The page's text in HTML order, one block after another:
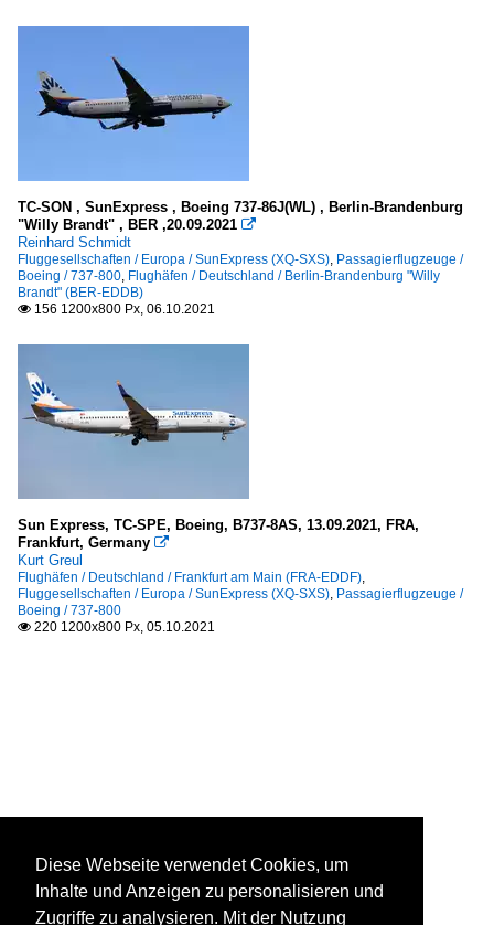
TC-SON , SunExpress , Boeing 737-86J(WL) , Berlin-Brandenburg
"Willy Brandt" , BER ,20.09.2021 
Reinhard Schmidt
Fluggesellschaften / Europa / SunExpress (XQ-SXS), Passagierflugzeuge /
Boeing / 737-800, Flughäfen / Deutschland / Berlin-Brandenburg "Willy
Brandt" (BER-EDDB)
 156 1200x800 Px, 06.10.2021
Sun Express, TC-SPE, Boeing, B737-8AS, 13.09.2021, FRA,
Frankfurt, Germany 
Kurt Greul
Flughäfen / Deutschland / Frankfurt am Main (FRA-EDDF),
Fluggesellschaften / Europa / SunExpress (XQ-SXS), Passagierflugzeuge /
Boeing / 737-800
 220 1200x800 Px, 05.10.2021
Diese Webseite verwendet Cookies, um
Inhalte und Anzeigen zu personalisieren und
Zugriffe zu analysieren. Mit der Nutzung